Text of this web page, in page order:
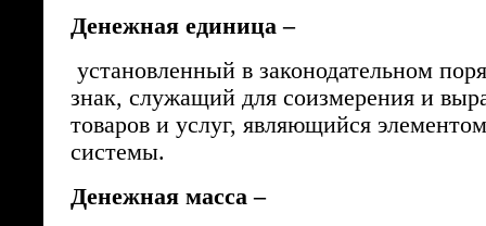
Денежная единица –
установленный в законодательном
знак, служащий для соизмерения и
товаров и услуг, являющийся
системы.
Денежная масса –